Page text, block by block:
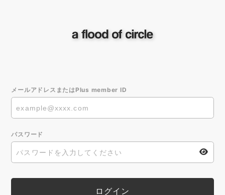
メールアドレスまたはPlus member ID
パスワード